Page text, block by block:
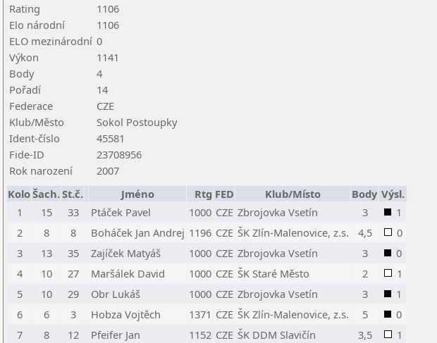
Rating
1106
Elo národní
1106
ELO mezinárodní 0
Výkon
1141
Body
4
Pořadí
14
Federace
CZE
Klub/Město
Sokol Postoupky
Ident-číslo
45581
Fide-ID
23708956
Rok narození
2007
KoloŠach.St.č. Jméno Rtg FED Klub/Místo Body Výsl.
1
15 33 Ptáček Pavel 1000 CZE Zbrojovka Vsetín 3
1
2
8 8 Boháček Jan Andrej 1196 CZE ŠK Zlín-Malenovice, z.s. 4,5
0
3
13 35 Zajíček Matyáš 1000 CZE Zbrojovka Vsetín 3
0
4
10 27 Maršálek David 1000 CZE ŠK Staré Město 2
1
5
10 29 Obr Lukáš 1000 CZE Zbrojovka Vsetín 3
1
6
6 3 Hobza Vojtěch 1371 CZE ŠK Zlín-Malenovice, z.s. 5
0
7
8 12 Pfeifer Jan 1152 CZE ŠK DDM Slavičín 3,5 1